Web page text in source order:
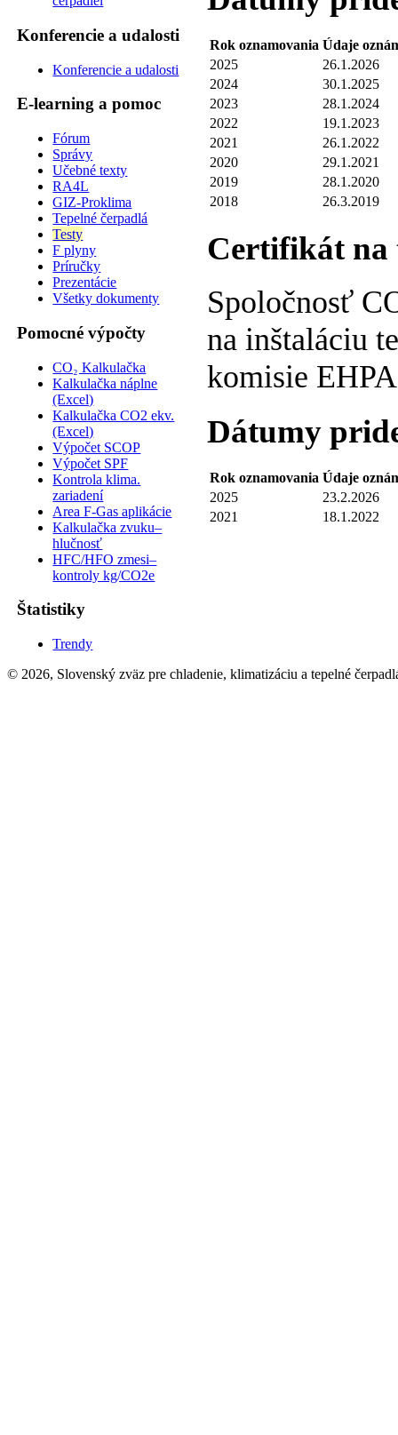
Konferencie a udalosti
Konferencie a udalosti
E-learning a pomoc
Fórum
Správy
Učebné texty
RA4L
GIZ-Proklima
Tepelné čerpadlá
Testy
F plyny
Príručky
Prezentácie
Všetky dokumenty
Pomocné výpočty
CO₂ Kalkulačka
Kalkulačka náplne
(Excel)
Kalkulačka CO2 ekv.
(Excel)
Výpočet SCOP
Výpočet SPF
Kontrola klima.
zariadení
Area F-Gas aplikácie
Kalkulačka zvuku–
hlučnosť
HFC/HFO zmesi–
kontroly kg/CO2e
Štatistiky
Trendy
Rok oznamovania Údaje
2025
26.1.2026
2024
30.1.2025
2023
28.1.2024
2022
19.1.2023
2021
26.1.2022
2020
29.1.2021
2019
28.1.2020
2018
26.3.2019
Certifikát na
Spoločnosť
na inštaláciu
komisie
Dátumy
Rok oznamovania Údaje
2025
23.2.2026
2021
18.1.2022
© 2026, Slovenský zväz pre chladenie, klimatizáciu a tepelné